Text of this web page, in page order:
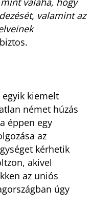
valamint az
egyik kiemelt
német húzás
éppen egy
az
kérhetik
akivel
az uniós
úgy